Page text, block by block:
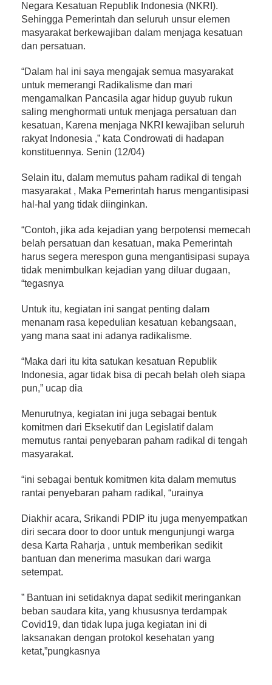
Negara Kesatuan Republik Indonesia (NKRI).
Sehingga Pemerintah dan seluruh unsur elemen
masyarakat berkewajiban dalam menjaga kesatuan
dan persatuan.
“Dalam hal ini saya mengajak semua masyarakat
untuk memerangi Radikalisme dan mari
mengamalkan Pancasila agar hidup guyub rukun
saling menghormati untuk menjaga persatuan dan
kesatuan, Karena menjaga NKRI kewajiban seluruh
rakyat Indonesia ,” kata Condrowati di hadapan
konstituennya. Senin (12/04)
Selain itu, dalam memutus paham radikal di tengah
masyarakat , Maka Pemerintah harus mengantisipasi
hal-hal yang tidak diinginkan.
“Contoh, jika ada kejadian yang berpotensi memecah
belah persatuan dan kesatuan, maka Pemerintah
harus segera merespon guna mengantisipasi supaya
tidak menimbulkan kejadian yang diluar dugaan,
“tegasnya
Untuk itu, kegiatan ini sangat penting dalam
menanam rasa kepedulian kesatuan kebangsaan,
yang mana saat ini adanya radikalisme.
“Maka dari itu kita satukan kesatuan Republik
Indonesia, agar tidak bisa di pecah belah oleh siapa
pun,” ucap dia
Menurutnya, kegiatan ini juga sebagai bentuk
komitmen dari Eksekutif dan Legislatif dalam
memutus rantai penyebaran paham radikal di tengah
masyarakat.
“ini sebagai bentuk komitmen kita dalam memutus
rantai penyebaran paham radikal, “urainya
Diakhir acara, Srikandi PDIP itu juga menyempatkan
diri secara door to door untuk mengunjungi warga
desa Karta Raharja , untuk memberikan sedikit
bantuan dan menerima masukan dari warga
setempat.
” Bantuan ini setidaknya dapat sedikit meringankan
beban saudara kita, yang khususnya terdampak
Covid19, dan tidak lupa juga kegiatan ini di
laksanakan dengan protokol kesehatan yang
ketat,”pungkasnya